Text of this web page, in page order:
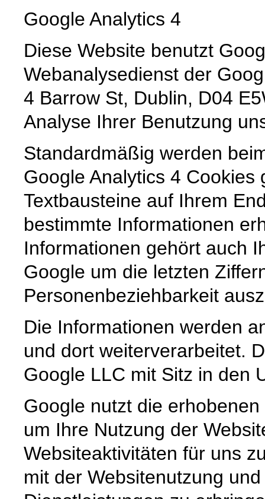
Google Analytics 4
Diese Website benutzt
Webanalysedienst der
4 Barrow St, Dublin, D04
Analyse Ihrer Benutzung
Standardmäßig werden
Google Analytics 4 Cookies
Textbausteine auf Ihrem
bestimmte Informationen
Informationen gehört auch
Google um die letzten
Personenbeziehbarkeit
Die Informationen werden
und dort weiterverarbeitet.
Google LLC mit Sitz in den
Google nutzt die
um Ihre Nutzung der
Websiteaktivitäten für uns
mit der Websitenutzung